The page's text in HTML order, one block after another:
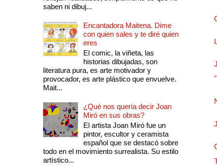
saben ni dibuj...
Encantadora Maitena. Dime
con quien sales y te diré quien
eres
El comic, la viñeta, las
historias dibujadas, son
literatura pura, es arte motivador y
provocador, es arte plástico que envuelve.
Mait...
¿Qué nos quería decir Joan
Miró en sus obras?
El artista Joan Miró fue un
pintor, escultor y ceramista
español que se destacó sobre
todo en el movimiento surrealista. Su estilo
artístico...